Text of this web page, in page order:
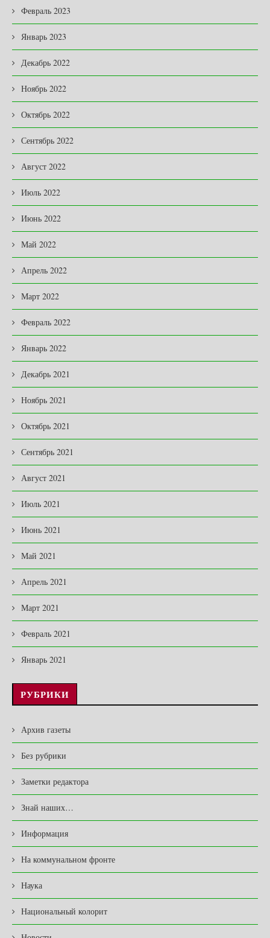
Февраль 2023
Январь 2023
Декабрь 2022
Ноябрь 2022
Октябрь 2022
Сентябрь 2022
Август 2022
Июль 2022
Июнь 2022
Май 2022
Апрель 2022
Март 2022
Февраль 2022
Январь 2022
Декабрь 2021
Ноябрь 2021
Октябрь 2021
Сентябрь 2021
Август 2021
Июль 2021
Июнь 2021
Май 2021
Апрель 2021
Март 2021
Февраль 2021
Январь 2021
РУБРИКИ
Архив газеты
Без рубрики
Заметки редактора
Знай наших…
Информация
На коммунальном фронте
Наука
Национальный колорит